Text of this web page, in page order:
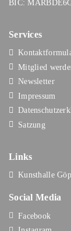
BIC:
Services
Mitglied
Newsletter
Impressum
Satzung
Links
Kunsthalle
Social Media
Facebook